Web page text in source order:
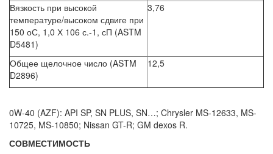
Вязкость при высокой
температуре/высоком сдвиге при
150 оС, 1,0 Х 106 с.-1, сП (ASTM
D5481)
3,76
Общее щелочное число (ASTM
D2896)
12,5
0W-40 (AZF): API SP, SN PLUS, SN…; Chrysler MS-12633, MS-
10725, MS-10850; Nissan GT-R; GM dexos R.
СОВМЕСТИМОСТЬ